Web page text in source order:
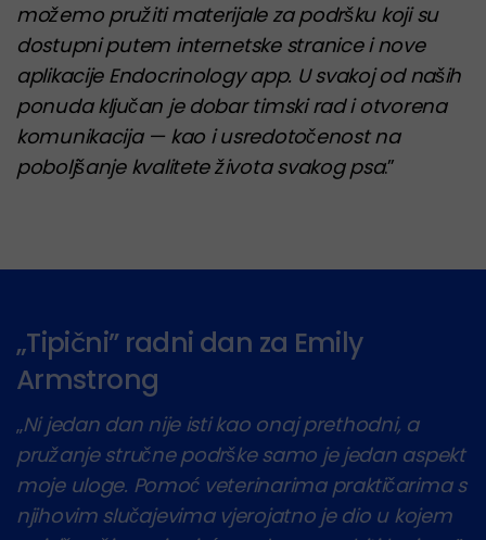
možemo pružiti materijale za podršku koji su
dostupni putem internetske stranice i nove
aplikacije Endocrinology app. U svakoj od naših
ponuda ključan je dobar timski rad i otvorena
komunikacija — kao i usredotočenost na
poboljšanje kvalitete života svakog psa.”
„Tipični” radni dan za Emily
Armstrong
„Ni jedan dan nije isti kao onaj prethodni, a
pružanje stručne podrške samo je jedan aspekt
moje uloge. Pomoć veterinarima praktičarima s
njihovim slučajevima vjerojatno je dio u kojem